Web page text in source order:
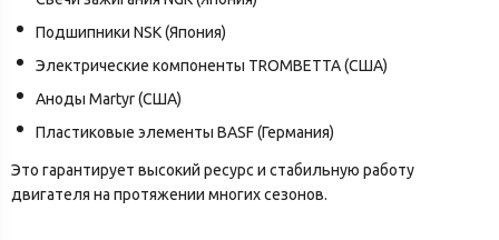
Подшипники NSK (Япония)
Электрические компоненты TROMBETTA (США)
Аноды Martyr (США)
Пластиковые элементы BASF (Германия)
Это гарантирует высокий ресурс и стабильную работу
двигателя на протяжении многих сезонов.